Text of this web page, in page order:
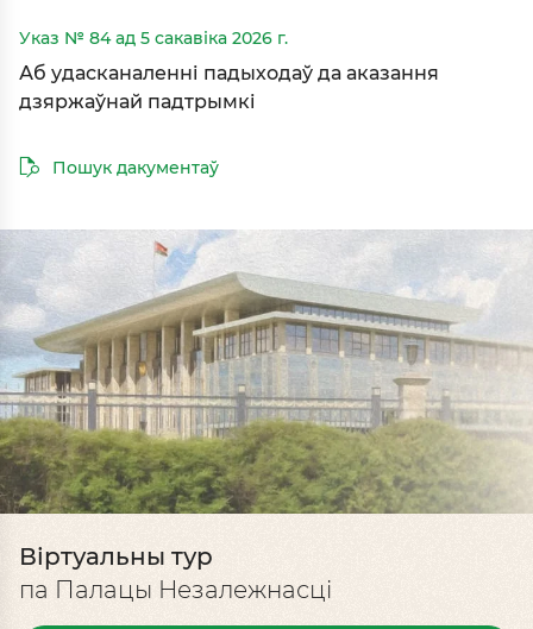
Указ № 84 ад 5 сакавіка 2026 г.
Аб удасканаленні падыходаў да аказання
дзяржаўнай падтрымкі
Пошук дакументаў
Віртуальны тур
па Палацы Незалежнасці